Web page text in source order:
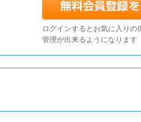
ログインするとお気に入りの
管理が出来るようになります